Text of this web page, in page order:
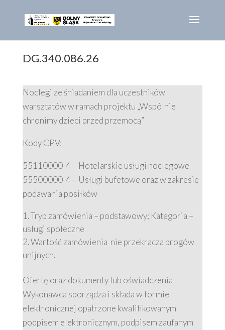
DG.340.086.26
Noclegi ze śniadaniem dla uczestników
warsztatów w ramach projektu „Wspólnie
chronimy dzieci przed przemocą”
Kody CPV:
55110000-4 – Hotelarskie usługi noclegowe
55500000-4 – Usługi bufetowe oraz w zakresie
podawania posiłków
Tryb zamówienia – podstawowy; Kategoria –
usługi społeczne
Wartość zamówienia nie przekracza progów
unijnych.
Ofertę oraz dokumenty lub oświadczenia
Wykonawca sporządza i składa w formie
elektronicznej opatrzone kwalifikowanym
podpisem elektronicznym, podpisem zaufanym